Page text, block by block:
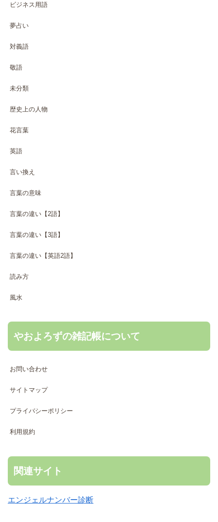
ビジネス用語
夢占い
対義語
敬語
未分類
歴史上の人物
花言葉
英語
言い換え
言葉の意味
言葉の違い【2語】
言葉の違い【3語】
言葉の違い【英語2語】
読み方
風水
やおよろずの雑記帳について
お問い合わせ
サイトマップ
プライバシーポリシー
利用規約
関連サイト
エンジェルナンバー診断